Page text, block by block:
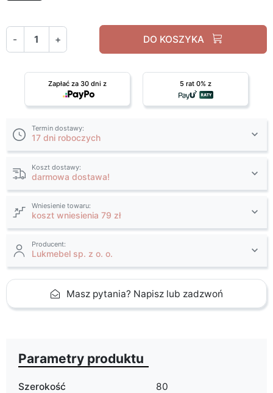
- + DO KOSZYKA
Zapłać za 30 dni z 5 rat 0% z
Termin dostawy:
17 dni roboczych
Koszt dostawy:
darmowa dostawa!
Wniesienie towaru:
koszt wniesienia 79 zł
Producent:
Lukmebel sp. z o. o.
Masz pytania? Napisz lub zadzwoń
Parametry produktu
Szerokość 80